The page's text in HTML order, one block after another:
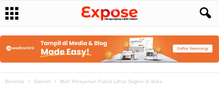
Beranda Daerah Mall Pelayanan Publik Lahat Segera di Buka